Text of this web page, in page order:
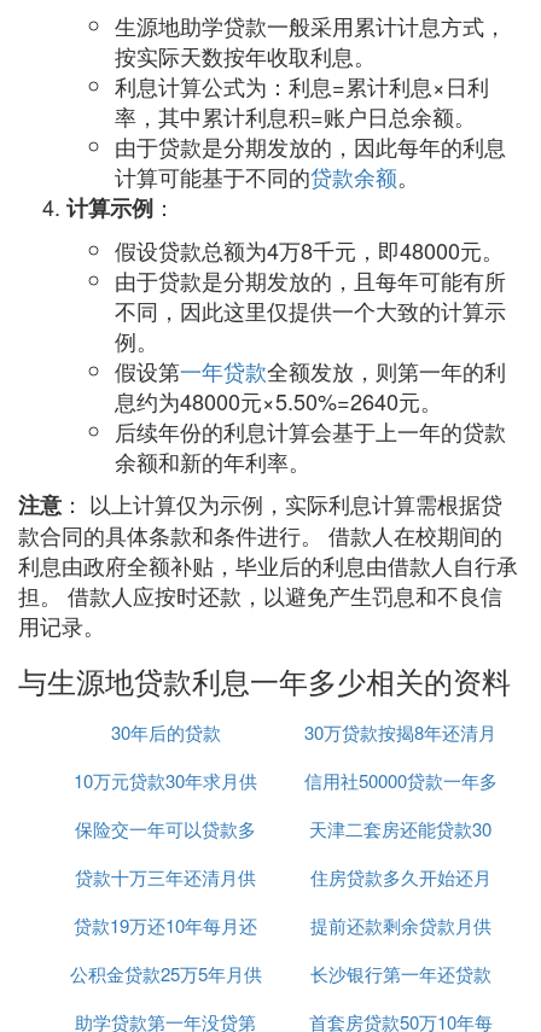
生源地助学贷款一般采用累计计息方式，
按实际天数按年收取利息。
利息计算公式为：利息=累计利息×日利
率，其中累计利息积=账户日总余额。
由于贷款是分期发放的，因此每年的利息
计算可能基于不同的贷款余额。
计算示例 ：
假设贷款总额为4万8千元，即48000元。
由于贷款是分期发放的，且每年可能有所
不同，因此这里仅提供一个大致的计算示
例。
假设第一年贷款全额发放，则第一年的利
息约为48000元×5.50%=2640元。
后续年份的利息计算会基于上一年的贷款
余额和新的年利率。
注意 ： 以上计算仅为示例，实际利息计算需根据贷
款合同的具体条款和条件进行。 借款人在校期间的
利息由政府全额补贴，毕业后的利息由借款人自行承
担。 借款人应按时还款，以避免产生罚息和不良信
用记录。
与生源地贷款利息一年多少相关的资料
30年后的贷款
30万贷款按揭8年还清月
供多少
10万元贷款30年求月供
信用社50000贷款一年多
少利息是多少
保险交一年可以贷款多
少钱
天津二套房还能贷款30
年么
贷款十万三年还清月供
多少钱
住房贷款多久开始还月
供
贷款19万还10年每月还
款怎么算
提前还款剩余贷款月供
计算器
公积金贷款25万5年月供
长沙银行第一年还贷款
利率
助学贷款第一年没贷第
首套房贷款50万10年每